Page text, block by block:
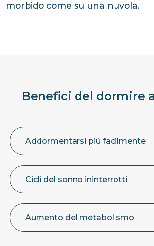
morbido come su una nuvola.
Benefici del dormire
Addormentarsi più facilmente
Cicli del sonno ininterrotti
Aumento del metabolismo